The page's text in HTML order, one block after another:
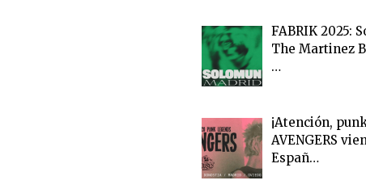
FABRIK 2025:
The Martinez
…
¡Atención,
AVENGERS
Españ…